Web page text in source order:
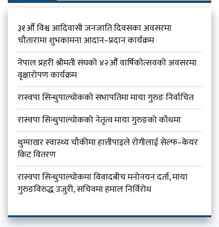
३१औँ विश्व आदिवासी जनजाति दिवसका अवसरमा
चौतारामा शुभकामना आदान–प्रदान कार्यक्रम
नेपाल प्रहरी श्रीमती संघको ४२औँ वार्षिकोत्सवको अवसरमा
वृक्षारोपण कार्यक्रम
रास्वपा सिन्धुपाल्चोकको सभापतिमा माया गुरुङ निर्वाचित
रास्वपा सिन्धुपाल्चोकको नेतृत्व माया गुरुङको काँधमा
थुम्पाखर स्वास्थ्य चौकीमा हात्तीपाइले रोगीलाई सेल्फ–केयर
किट वितरण
रास्वपा सिन्धुपाल्चोकमा विवादबीच मनोनयन दर्ता, माया
गुरुङविरुद्ध उजुरी, सचिवमा हमाल निर्विरोध